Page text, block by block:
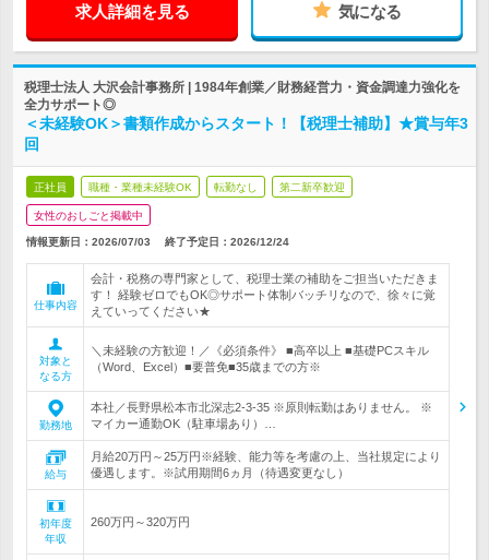
求人詳細を見る 気になる
税理士法人 大沢会計事務所 | 1984年創業／財務経営力・資金調達力強化を
全力サポート◎
＜未経験OK＞書類作成からスタート！【税理士補助】★賞与年3
回
正社員 職種・業種未経験OK 転勤なし 第二新卒歓迎
女性のおしごと掲載中
情報更新日：2026/07/03 終了予定日： 2026/12/24
仕事内容
会計・税務の専門家として、税理士業の補助をご担当いただきま
す！ 経験ゼロでもOK◎サポート体制バッチリなので、徐々に覚
えていってください★
対象と
なる方
＼未経験の方歓迎！／《必須条件》 ■高卒以上 ■基礎PCスキル
（Word、Excel）■要普免■35歳までの方※
勤務地
本社／長野県松本市北深志2-3-35 ※原則転勤はありません。 ※
マイカー通勤OK（駐車場あり）…
給与
月給20万円～25万円※経験、能力等を考慮の上、当社規定により
優遇します。※試用期間6ヵ月（待遇変更なし）
初年度
年収
260万円～320万円